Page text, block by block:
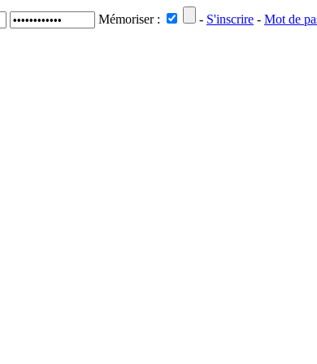
Mémoriser : - S'inscrire - Mot de